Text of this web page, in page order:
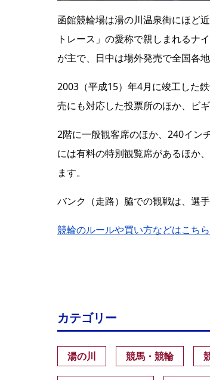
函館競輪場は湯の川温泉街にほど
トレース」の愛称で親しまれるナ
が主で、日中は場外発売で全国各
2003（平成15）年4月に竣工した
売にも対応した投票所のほか、ビ
2階に一般観客席のほか、240イン
には有料の特別観覧席があるほか
ます。
バンク（走路）脇での観戦は、選
競輪のルールや買い方などはこち
カテゴリー
湯の川 競馬・競輪